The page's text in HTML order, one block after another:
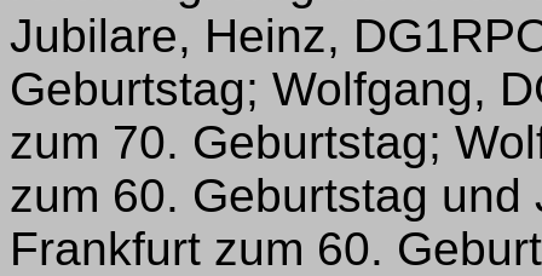
Jubilare, Heinz,
Geburtstag; Wolfgang,
zum 70. Geburtstag;
zum 60. Geburtstag
Frankfurt zum 60.